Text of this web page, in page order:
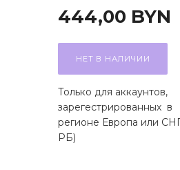
444,00 BYN
НЕТ В НАЛИЧИИ
Только для аккаунтов,
зарегестрированных в
регионе Европа или
РБ)